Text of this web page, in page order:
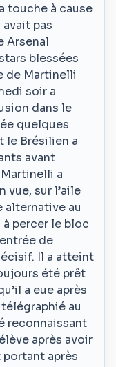
touche à cause
avait pas
Arsenal
blessées
de Martinelli
soir a
dans le
quelques
le Brésilien a
avant
a
vue, sur l’aile
alternative au
percer le bloc
de
Il a atteint
été prêt
a eue après
au
reconnaissant
après avoir
après